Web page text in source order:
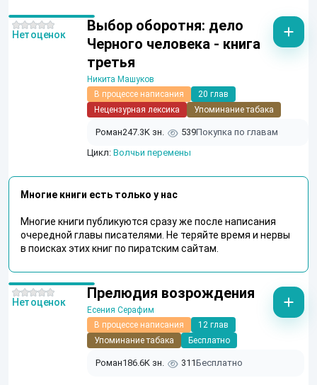
Выбор оборотня: дело
Черного человека - книга
третья
Никита Машуков
В процессе написания
20 глав
Нецензурная лексика
Упоминание табака
Роман247.3K зн. 539Покупка по главам
Цикл: Волчьи перемены
Нет оценок
Многие книги есть только у нас
Многие книги публикуются сразу же после написания
очередной главы писателями. Не теряйте время и нервы
в поисках этих книг по пиратским сайтам.
Прелюдия возрождения
Есения Серафим
В процессе написания
12 глав
Упоминание табака
Бесплатно
Роман186.6K зн. 311Бесплатно
Нет оценок